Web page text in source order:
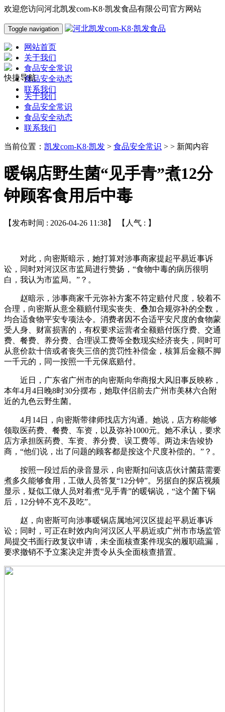
欢迎您访问河北凯发com-K8·凯发食品有限公司官方网站
Toggle navigation
网站首页
关于我们
食品安全常识
食品安全动态
联系我们
快捷导航
关于我们
食品安全常识
食品安全动态
联系我们
当前位置： 凯发com-K8·凯发 > 食品安全常识 > > 新闻内容
暖锅店野生菌“见手青”煮12分
钟顾客食用后中毒
【发布时间 : 2026-04-26 11:38】 【人气 : 】
对此，向密斯暗示，她打算对涉事商家提起平易近事诉
讼，同时对河汉区市监局进行赞扬，“食物中毒的病历很明
白，我认为市监局。”？。
赵暗示，涉事商家千元弥补方案不符定赔付尺度，较着不
合理，向密斯从意全额赔付现实丧失、叠加合规弥补的全数，
均合适食物平安专项法令。消费者因不合适平安尺度的食物蒙
受人身、财富损害的，有权要求运营者全额赔付医疗费、交通
费、餐费、养分费、合理误工费等全数现实经济丧失，同时可
从意价款十倍或者丧失三倍的赏罚性补偿金，核算后金额不脚
一千元的，同一按照一千元保底赔付。
近日，广东省广州市的向密斯向华商报大风旧事反映称，
本年4月4日晚8时30分摆布，她取伴侣前去广州市美林六合附
近的九色云野生菌。
4月14日，向密斯带律师找店方沟通。她说，店方称能够
领取医药费、餐费、车资，以及弥补1000元。她不承认，要求
店方承担医药费、车资、养分费、误工费等。两边未告竣协
商，“他们说，出了问题的顾客都是按这个尺度补偿的。”？。
按照一段过后的录音显示，向密斯扣问该店伙计菌菇需要
煮多久能够食用，工做人员答复“12分钟”。另据自的探店视频
显示，疑似工做人员对着煮“见手青”的暖锅说，“这个菌下锅
后，12分钟不克不及吃”。
赵，向密斯可向涉事暖锅店属地河汉区提起平易近事诉
讼；同时，可正在时效内向河汉区人平易近或广州市市场监管
局提交书面行政复议申请，未全面核查案件现实的履职疏漏，
要求撤销不予立案决定并责令从头全面核查措置。